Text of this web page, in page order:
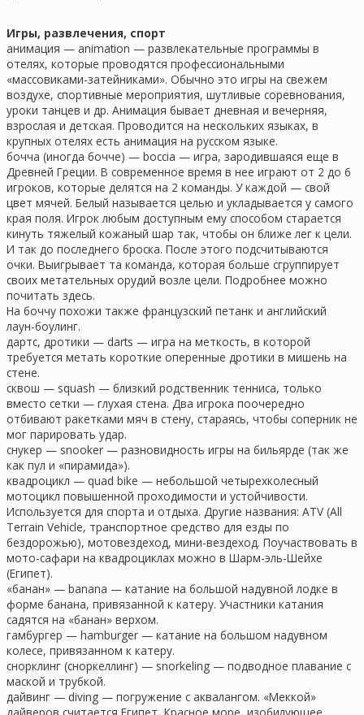
Игры, развлечения, спорт
анимация — animation — развлекательные программы в
отелях, которые проводятся профессиональными
«массовиками-затейниками». Обычно это игры на свежем
воздухе, спортивные мероприятия, шутливые соревнования,
уроки танцев и др. Анимация бывает дневная и вечерняя,
взрослая и детская. Проводится на нескольких языках, в
крупных отелях есть анимация на русском языке.
бочча (иногда бочче) — boccia — игра, зародившаяся еще в
Древней Греции. В современное время в нее играют от 2 до 6
игроков, которые делятся на 2 команды. У каждой — свой
цвет мячей. Белый называется целью и укладывается у самого
края поля. Игрок любым доступным ему способом старается
кинуть тяжелый кожаный шар так, чтобы он ближе лег к цели.
И так до последнего броска. После этого подсчитываются
очки. Выигрывает та команда, которая больше сгруппирует
своих метательных орудий возле цели. Подробнее можно
почитать здесь.
На боччу похожи также французский петанк и английский
лаун-боулинг.
дартс, дротики — darts — игра на меткость, в которой
требуется метать короткие оперенные дротики в мишень на
стене.
сквош — squash — близкий родственник тенниса, только
вместо сетки — глухая стена. Два игрока поочередно
отбивают ракетками мяч в стену, стараясь, чтобы соперник не
мог парировать удар.
снукер — snooker — разновидность игры на бильярде (так же
как пул и «пирамида»).
квадроцикл — quad bike — небольшой четырехколесный
мотоцикл повышенной проходимости и устойчивости.
Используется для спорта и отдыха. Другие названия: ATV (All
Terrain Vehicle, транспортное средство для езды по
бездорожью), мотовездеход, мини-вездеход. Поучаствовать в
мото-сафари на квадроциклах можно в Шарм-эль-Шейхе
(Египет).
«банан» — banana — катание на большой надувной лодке в
форме банана, привязанной к катеру. Участники катания
садятся на «банан» верхом.
гамбургер — hamburger — катание на большом надувном
колесе, привязанном к катеру.
снорклинг (сноркеллинг) — snorkeling — подводное плавание с
маской и трубкой.
дайвинг — diving — погружение с аквалангом. «Меккой»